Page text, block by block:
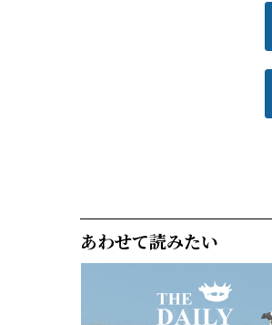
あわせて読みたい